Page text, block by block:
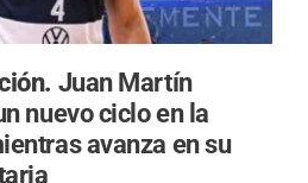
Juan Martín
nuevo ciclo en la
avanza en su